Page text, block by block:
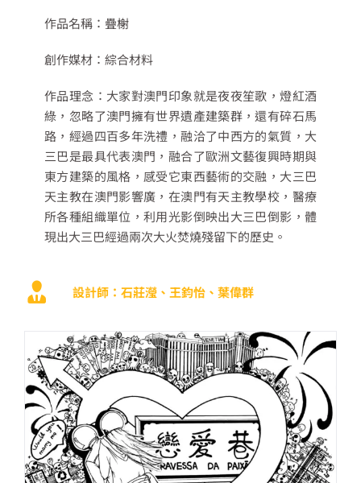
作品名稱：疊榭
創作媒材：綜合材料
作品理念：大家對澳門印象就是夜夜笙歌，燈紅酒
綠，忽略了澳門擁有世界遺產建築群，還有碎石馬
路，經過四百多年洗禮，融洽了中西方的氣質，大
三巴是最具代表澳門，融合了歐洲文藝復興時期與
東方建築的風格，感受它東西藝術的交融，大三巴
天主教在澳門影響廣，在澳門有天主教學校，醫療
所各種組織單位，利用光影倒映出大三巴倒影，體
現出大三巴經過兩次大火焚燒殘留下的歷史。
設計師：石莊瀅、王鈞怡、葉偉群